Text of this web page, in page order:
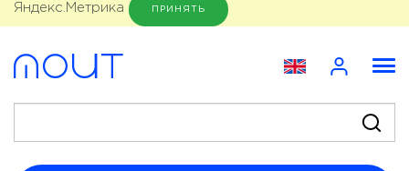
Яндекс.Метрика ПРИНЯТЬ